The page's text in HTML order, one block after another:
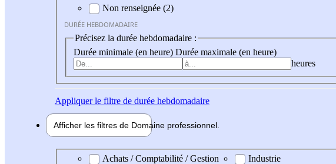
Non renseignée (2)
DURÉE HEBDOMADAIRE
Précisez la durée hebdomadaire :
Durée minimale (en heure) Durée maximale (en heure)
heures
Appliquerle filtre de durée hebdomadaire
Afficher les filtres de Domaine professionnel
Domaine professionel
Achats / Comptabilité / Gestion
Industrie